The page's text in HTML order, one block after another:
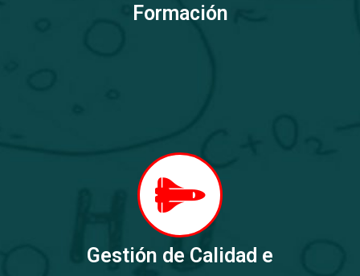
Formación
Gestión de Calidad e